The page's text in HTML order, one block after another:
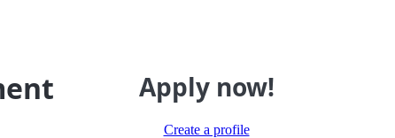
Apply now!
Create a profile